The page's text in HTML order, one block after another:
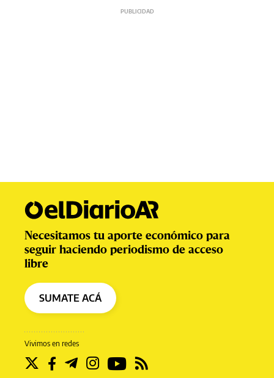
Vivimos en redes
Necesitamos tu aporte económico para
seguir haciendo periodismo de acceso
libre
SUMATE ACÁ